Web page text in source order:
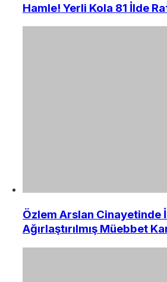
Hamle! Yerli Kola 81 İlde
Özlem Arslan Cinayetinde
Ağırlaştırılmış Müebbet